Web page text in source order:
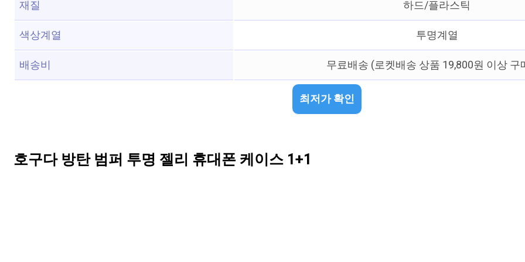
재질
하드/플라스틱
색상계열
투명계열
배송비
무료배송 (로켓배송 상품 19,800원 이상 구
최저가 확인
호구다 방탄 범퍼 투명 젤리 휴대폰 케이스 1+1